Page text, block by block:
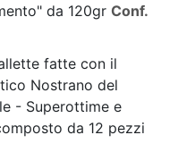
da 120gr Conf.
fatte con il
Nostrano del
- Superottime e
da 12 pezzi